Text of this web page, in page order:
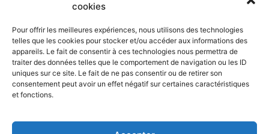
cookies
Pour offrir les meilleures expériences, nous utilisons des technologies
telles que les cookies pour stocker et/ou accéder aux informations des
appareils. Le fait de consentir à ces technologies nous permettra de
traiter des données telles que le comportement de navigation ou les ID
uniques sur ce site. Le fait de ne pas consentir ou de retirer son
consentement peut avoir un effet négatif sur certaines caractéristiques
et fonctions.
Accueil Economie Entreprises Entrepreneur
Maghreb